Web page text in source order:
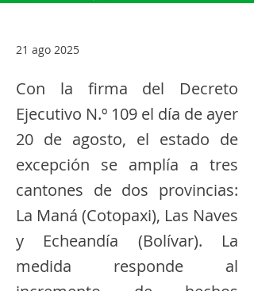
21 ago 2025
Con la firma del Decreto
Ejecutivo N.º 109 el día de ayer
20 de agosto, el estado de
excepción se amplía a tres
cantones de dos provincias:
La Maná (Cotopaxi), Las Naves
y Echeandía (Bolívar). La
medida responde al